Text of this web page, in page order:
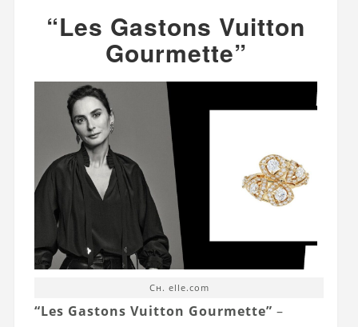
“Les Gastons Vuitton
Gourmette”
Сн. elle.com
“Les Gastons Vuitton Gourmette” –